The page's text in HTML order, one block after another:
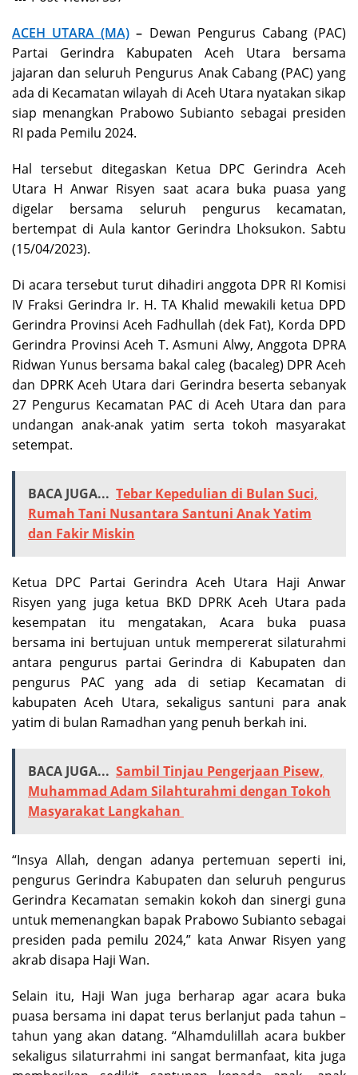
ACEH UTARA (MA) – Dewan Pengurus Cabang (PAC)
Partai Gerindra Kabupaten Aceh Utara bersama
jajaran dan seluruh Pengurus Anak Cabang (PAC) yang
ada di Kecamatan wilayah di Aceh Utara nyatakan sikap
siap menangkan Prabowo Subianto sebagai presiden
RI pada Pemilu 2024.
Hal tersebut ditegaskan Ketua DPC Gerindra Aceh
Utara H Anwar Risyen saat acara buka puasa yang
digelar bersama seluruh pengurus kecamatan,
bertempat di Aula kantor Gerindra Lhoksukon. Sabtu
(15/04/2023).
Di acara tersebut turut dihadiri anggota DPR RI Komisi
IV Fraksi Gerindra Ir. H. TA Khalid mewakili ketua DPD
Gerindra Provinsi Aceh Fadhullah (dek Fat), Korda DPD
Gerindra Provinsi Aceh T. Asmuni Alwy, Anggota DPRA
Ridwan Yunus bersama bakal caleg (bacaleg) DPR Aceh
dan DPRK Aceh Utara dari Gerindra beserta sebanyak
27 Pengurus Kecamatan PAC di Aceh Utara dan para
undangan anak-anak yatim serta tokoh masyarakat
setempat.
BACA JUGA... Tebar Kepedulian di Bulan Suci,
Rumah Tani Nusantara Santuni Anak Yatim
dan Fakir Miskin
Ketua DPC Partai Gerindra Aceh Utara Haji Anwar
Risyen yang juga ketua BKD DPRK Aceh Utara pada
kesempatan itu mengatakan, Acara buka puasa
bersama ini bertujuan untuk mempererat silaturahmi
antara pengurus partai Gerindra di Kabupaten dan
pengurus PAC yang ada di setiap Kecamatan di
kabupaten Aceh Utara, sekaligus santuni para anak
yatim di bulan Ramadhan yang penuh berkah ini.
BACA JUGA... Sambil Tinjau Pengerjaan Pisew,
Muhammad Adam Silahturahmi dengan Tokoh
Masyarakat Langkahan
“Insya Allah, dengan adanya pertemuan seperti ini,
pengurus Gerindra Kabupaten dan seluruh pengurus
Gerindra Kecamatan semakin kokoh dan sinergi guna
untuk memenangkan bapak Prabowo Subianto sebagai
presiden pada pemilu 2024,” kata Anwar Risyen yang
akrab disapa Haji Wan.
Selain itu, Haji Wan juga berharap agar acara buka
puasa bersama ini dapat terus berlanjut pada tahun –
tahun yang akan datang. “Alhamdulillah acara bukber
sekaligus silaturrahmi ini sangat bermanfaat, kita juga